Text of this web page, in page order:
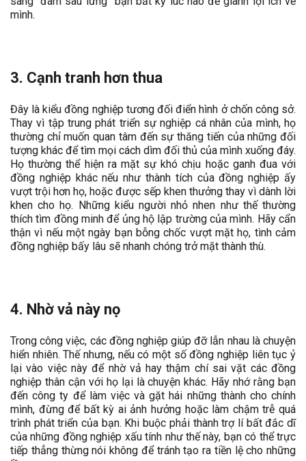
mình.
3. Cạnh tranh hơn thua
Đây là kiểu đồng nghiệp tương đối điển hình ở chốn công sở.
Thay vì tập trung phát triển sự nghiệp cá nhân của mình, họ
thường chỉ muốn quan tâm đến sự thăng tiến của những đối
tượng khác để tìm mọi cách dìm đối thủ của mình xuống đáy.
Họ thường thể hiện ra mặt sự khó chịu hoặc ganh đua với
đồng nghiệp khác nếu như thành tích của đồng nghiệp ấy
vượt trội hơn họ, hoặc được sếp khen thưởng thay vì dành lời
khen cho họ. Những kiểu người nhỏ nhen như thế thường
thích tìm đồng minh để ủng hộ lập trường của mình. Hãy cẩn
thận vì nếu một ngày bạn bỗng chốc vượt mặt họ, tình cảm
đồng nghiệp bấy lâu sẽ nhanh chóng trở mặt thành thù.
4. Nhờ vả này nọ
Trong công việc, các đồng nghiệp giúp đỡ lẫn nhau là chuyện
hiển nhiên. Thế nhưng, nếu có một số đồng nghiệp liên tục ỷ
lại vào việc này để nhờ vả hay thậm chí sai vặt các đồng
nghiệp thân cận với họ lại là chuyện khác. Hãy nhớ rằng bạn
đến công ty để làm việc và gặt hái những thành cho chính
mình, đừng để bất kỳ ai ảnh hưởng hoặc làm chậm trễ quá
trình phát triển của bạn. Khi buộc phải thành trợ lí bất đắc dĩ
của những đồng nghiệp xấu tính như thế này, bạn có thể trực
tiếp thẳng thừng nói không để tránh tạo ra tiền lệ cho những